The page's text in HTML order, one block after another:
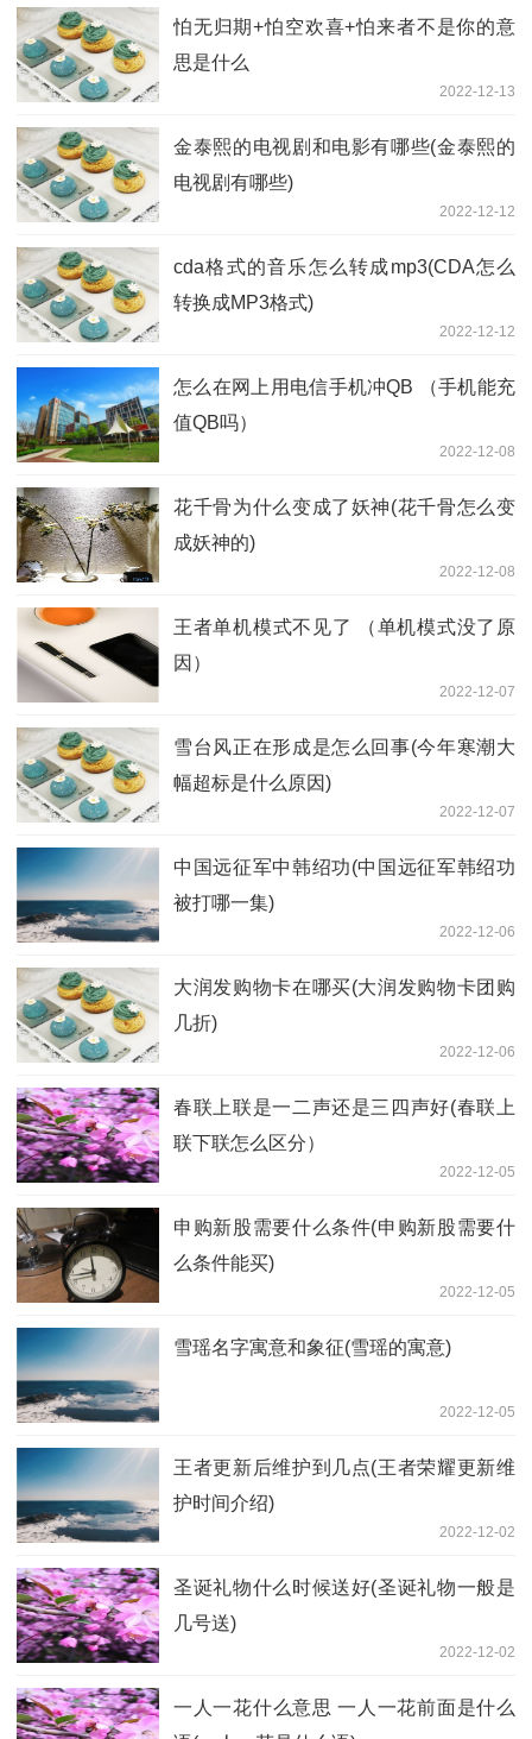
怕无归期+怕空欢喜+怕来者不是你的意
思是什么
2022-12-13
金泰熙的电视剧和电影有哪些(金泰熙的
电视剧有哪些)
2022-12-12
cda格式的音乐怎么转成mp3(CDA怎么
转换成MP3格式)
2022-12-12
怎么在网上用电信手机冲QB （手机能充
值QB吗）
2022-12-08
花千骨为什么变成了妖神(花千骨怎么变
成妖神的)
2022-12-08
王者单机模式不见了 （单机模式没了原
因）
2022-12-07
雪台风正在形成是怎么回事(今年寒潮大
幅超标是什么原因)
2022-12-07
中国远征军中韩绍功(中国远征军韩绍功
被打哪一集)
2022-12-06
大润发购物卡在哪买(大润发购物卡团购
几折)
2022-12-06
春联上联是一二声还是三四声好(春联上
联下联怎么区分）
2022-12-05
申购新股需要什么条件(申购新股需要什
么条件能买)
2022-12-05
雪瑶名字寓意和象征(雪瑶的寓意)
2022-12-05
王者更新后维护到几点(王者荣耀更新维
护时间介绍)
2022-12-02
圣诞礼物什么时候送好(圣诞礼物一般是
几号送)
2022-12-02
一人一花什么意思 一人一花前面是什么